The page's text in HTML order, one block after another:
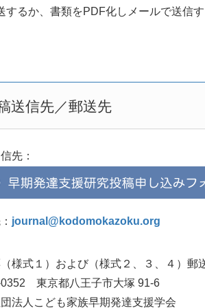
するか、書類をPDF化しメールで送信す
送信先／郵送先
先：
journal@kodomokazoku.org
様式１）および（様式２、３、４）郵
0352 東京都八王子市大塚 91-6
法人こども家族早期発達支援学会